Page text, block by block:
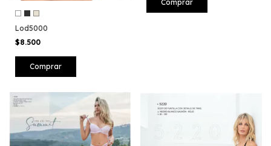
Lod5000
$8.500
Comprar
Comprar